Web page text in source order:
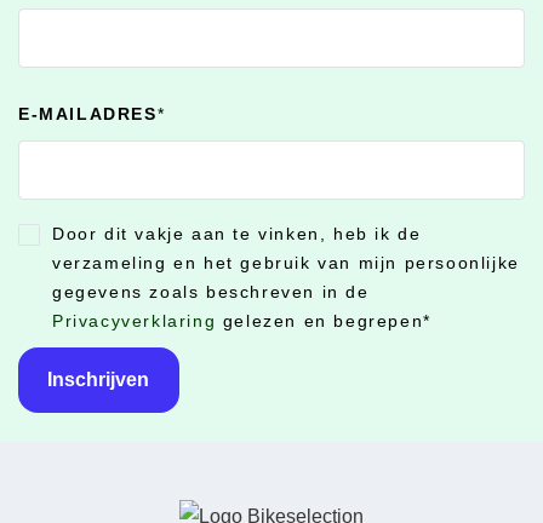
E-MAILADRES*
CONSENT *
Door dit vakje aan te vinken, heb ik de
verzameling en het gebruik van mijn persoonlijke
gegevens zoals beschreven in de
Privacyverklaring gelezen en begrepen*